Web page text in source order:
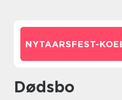
NYTAARSFEST-
dødsbo